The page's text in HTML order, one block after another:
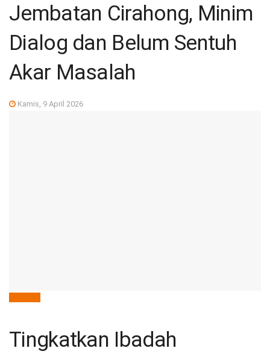
Jembatan Cirahong, Minim
Dialog dan Belum Sentuh
Akar Masalah
Kamis, 9 April 2026
Tingkatkan Ibadah